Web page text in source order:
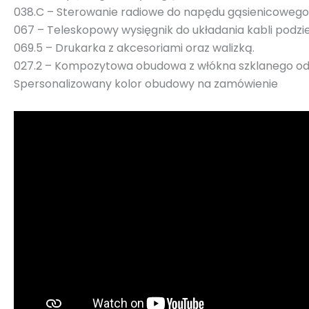
038.C – Sterowanie radiowe do napędu gąsienicowego
067 – Teleskopowy wysięgnik do układania kabli
069.5 – Drukarka z akcesoriami oraz walizką.
027.2 – Kompozytowa obudowa z włókna szklanego
Spersonalizowany kolor obudowy na zamówienie